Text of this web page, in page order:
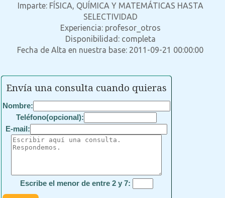
Imparte: FÍSICA, QUÍMICA Y MATEMÁTICAS HASTA
SELECTIVIDAD
Experiencia: profesor_otros
Disponibilidad: completa
Fecha de Alta en nuestra base: 2011-09-21 00:00:00
Envía una consulta cuando quieras
Nombre:
Teléfono(opcional):
E-mail:
Escribe el menor de entre 2 y 7: